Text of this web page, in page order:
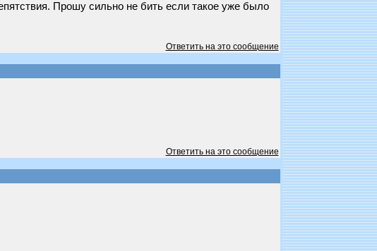
Прошу сильно не бить если такое уже было
Ответить на это сообщение
Ответить на это сообщение